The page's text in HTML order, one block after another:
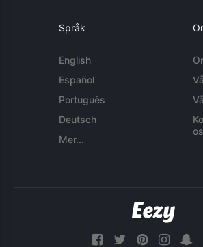
Språk
English
Español
Português
Deutsch
Mer...